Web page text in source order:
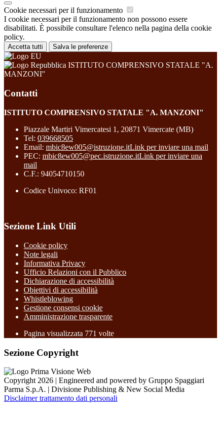
Cookie necessari per il funzionamento
I cookie necessari per il funzionamento non possono essere
disabilitati. È possibile consultare l'elenco nella pagina della cookie
policy.
Accetta tutti Salva le preferenze
ISTITUTO COMPRENSIVO STATALE "A.
MANZONI"
Contatti
ISTITUTO COMPRENSIVO STATALE "A. MANZONI"
Piazzale Martiri Vimercatesi 1, 20871 Vimercate (MB)
Tel: 039668505
Email: mbic8ew005@istruzione.itLink per inviare una mail
PEC: mbic8ew005@pec.istruzione.itLink per inviare una
mail
C.F.: 94054710150
Codice Univoco: RF01
Sezione Link Utili
Cookie policy
Note legali
Informativa Privacy
Ufficio Relazioni con il Pubblico
Dichiarazione di accessibilità
Obiettivi di accessibilità
Whistleblowing
Gestione consensi cookie
Amministrazione trasparente
Pagina visualizzata 771 volte
Sezione Copyright
Copyright 2026 | Engineered and powered by Gruppo Spaggiari
Parma S.p.A. | Divisione Publishing & New Social Media
Disclaimer trattamento dati personali